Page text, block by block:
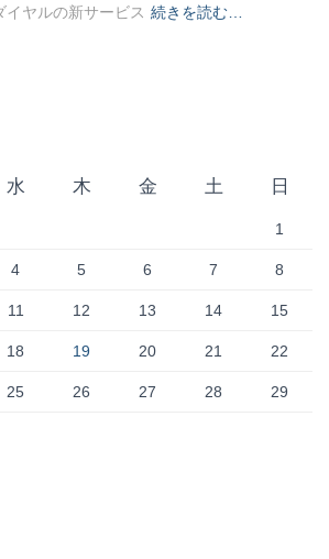
イヤルの新サービス 続きを読む…
水 木 金 土 日
1
4 5 6 7 8
11 12 13 14 15
18 19 20 21 22
25 26 27 28 29